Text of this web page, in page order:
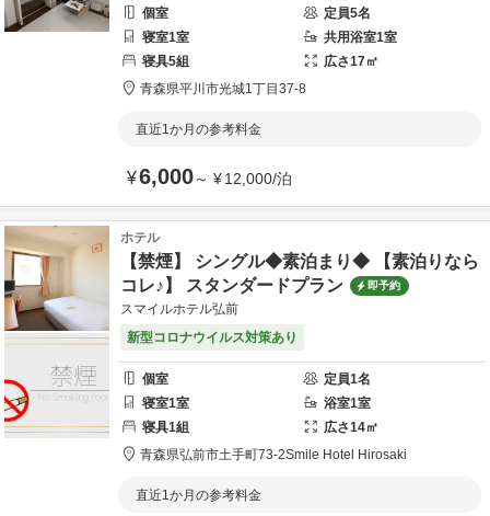
個室 定員5名
寝室1室 共用浴室1室
寝具5組 広さ17㎡
青森県平川市光城1丁目37-8
直近1か月の参考料金
¥6,000～ ¥12,000/泊
ホテル
【禁煙】 シングル◆素泊まり◆ 【素泊りなら
コレ♪】 スタンダードプラン
即予約
スマイルホテル弘前
新型コロナウイルス対策あり
個室 定員1名
寝室1室 浴室1室
寝具1組 広さ14㎡
青森県弘前市土手町73-2Smile Hotel Hirosaki
直近1か月の参考料金